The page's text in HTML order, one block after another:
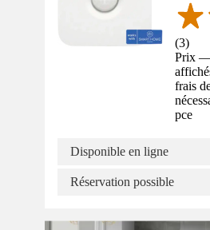
(3)
Prix —
frais
pce
Disponible en ligne
Réservation possible